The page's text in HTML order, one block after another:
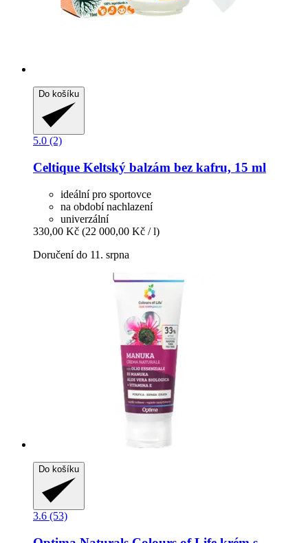
Do košíku
5.0 (2)
Celtique Keltský balzám bez kafru, 15 ml
ideální pro sportovce
na období nachlazení
univerzální
330,00 Kč (22 000,00 Kč / l)
Doručení do 11. srpna
Do košíku
3.6 (53)